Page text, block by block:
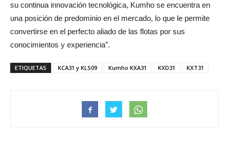
su continua innovación tecnológica, Kumho se encuentra en
una posición de predominio en el mercado, lo que le permite
convertirse en el perfecto aliado de las flotas por sus
conocimientos y experiencia”.
ETIQUETAS KCA31 y KLS09 Kumho KXA31 KXD31 KXT31